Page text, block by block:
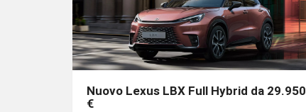
Nuovo Lexus LBX Full Hybrid da 29.950
€